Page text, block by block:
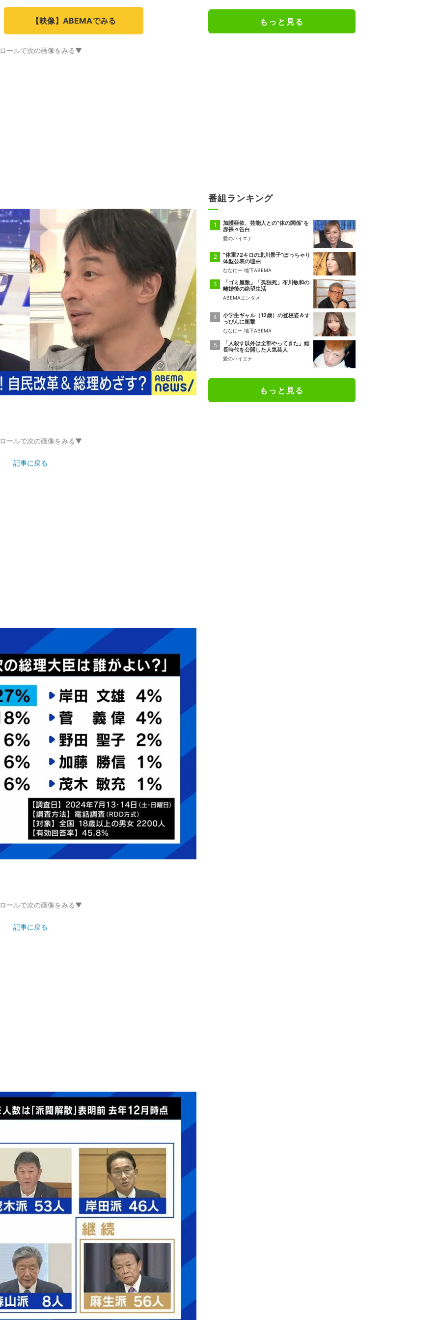
【映像】ABEMAでみる
ールで次の画像をみる▼
ールで次の画像をみる▼
記事に戻る
ールで次の画像をみる▼
記事に戻る
もっと見る
番組ランキング
加護亜依、芸能人との“体の関係”を
赤裸々告白
愛のハイエナ
“体重72キロの北川景子”ぽっちゃり
体型公表の理由
ななにー 地下ABEMA
「ゴミ屋敷」「孤独死」布川敏和の
離婚後の絶望生活
ABEMAエンタメ
小学生ギャル（12歳）の登校姿＆す
っぴんに衝撃
ななにー 地下ABEMA
「人殺す以外は全部やってきた」総
長時代を公開した人気芸人
愛のハイエナ
もっと見る